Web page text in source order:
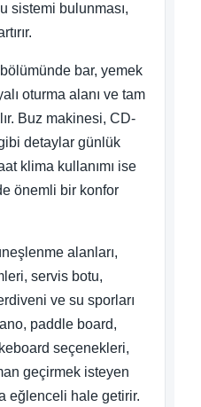
sistemi bulunması,
bar, yemek
oturma alanı ve tam
Buz makinesi, CD-
detaylar günlük
klima kullanımı ise
önemli bir konfor
alanları,
servis botu,
ve su sporları
paddle board,
seçenekleri,
geçirmek isteyen
eğlenceli hale getirir.